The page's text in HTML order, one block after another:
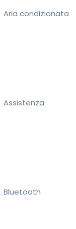
Aria condizionata
Assistenza
Bluetooth